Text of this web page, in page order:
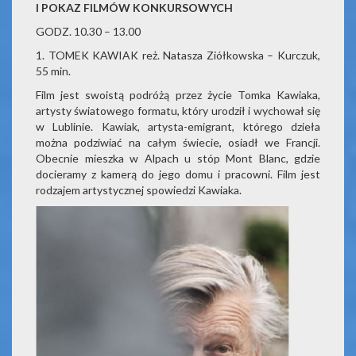
I POKAZ FILMÓW KONKURSOWYCH
GODZ. 10.30 – 13.00
1. TOMEK KAWIAK reż. Natasza Ziółkowska – Kurczuk,
55 min.
Film jest swoistą podróżą przez życie Tomka Kawiaka,
artysty światowego formatu, który urodził i wychował się
w Lublinie. Kawiak, artysta-emigrant, którego dzieła
można podziwiać na całym świecie, osiadł we Francji.
Obecnie mieszka w Alpach u stóp Mont Blanc, gdzie
docieramy z kamerą do jego domu i pracowni. Film jest
rodzajem artystycznej spowiedzi Kawiaka.